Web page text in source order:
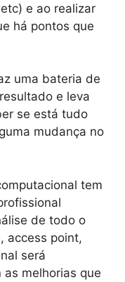
e ao realizar
há pontos que
uma bateria de
e leva
se está tudo
mudança no
tem
de todo o
access point,
será
melhorias que